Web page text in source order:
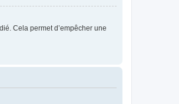
Cela permet d’empêcher une